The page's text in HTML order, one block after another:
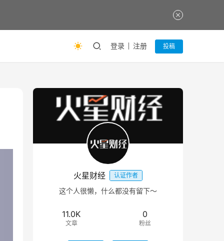
登录 注册 投稿
火星财经 认证作者
这个人很懒，什么都没有留下～
11.0K
文章
0
粉丝